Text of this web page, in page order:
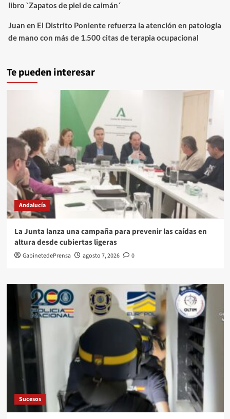
libro `Zapatos de piel de caimán´
Juan en El Distrito Poniente refuerza la atención en patología
de mano con más de 1.500 citas de terapia ocupacional
Te pueden interesar
Andalucía
La Junta lanza una campaña para prevenir las caídas en
altura desde cubiertas ligeras
GabinetedePrensa agosto 7, 2026 0
Sucesos